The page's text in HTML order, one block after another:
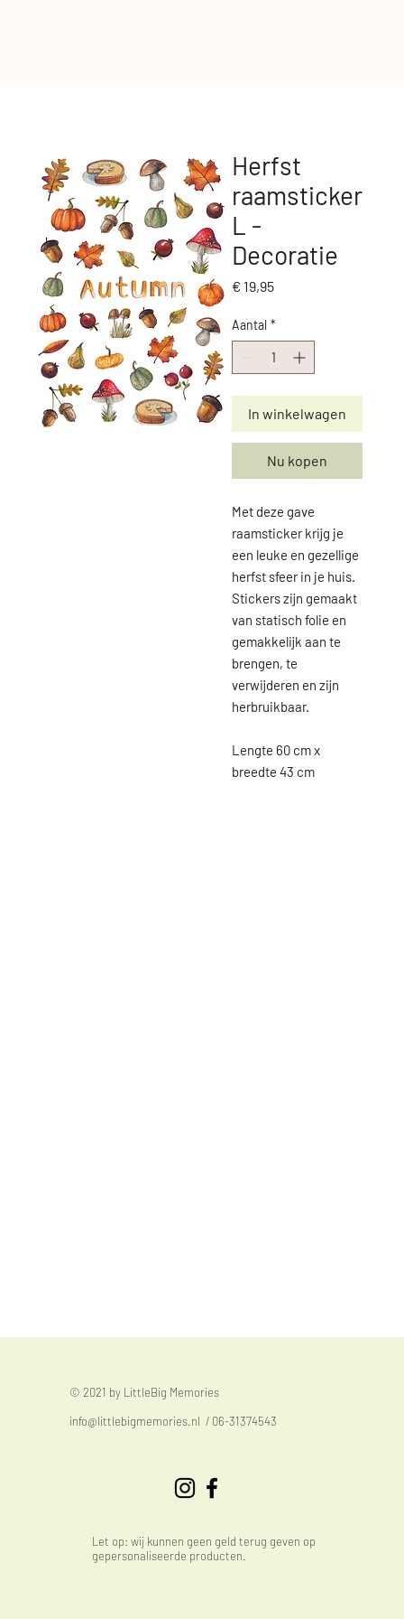
Herfst
raamsticker
L -
Decoratie
€ 19,95Prijs
Aantal *
In winkelwagen
Nu kopen
Met deze gave
raamsticker krijg je
een leuke en gezellige
herfst sfeer in je huis.
Stickers zijn gemaakt
van statisch folie en
gemakkelijk aan te
brengen, te
verwijderen en zijn
herbruikbaar.
Lengte 60 cm x
breedte 43 cm
© 2021 by LittleBig Memories
info@littlebigmemories.nl / 06-31374543
Let op: wij kunnen geen geld terug geven op
gepersonaliseerde producten.